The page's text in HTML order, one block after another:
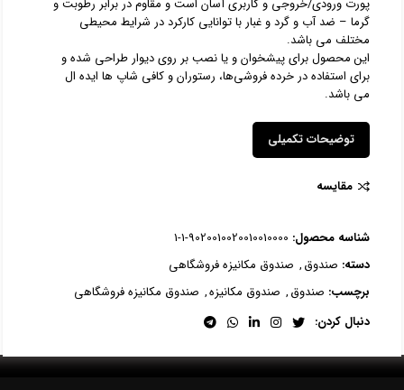
گرما – ضد آب و گرد و غبار با توانایی کارکرد در شرایط محیطی
مختلف می باشد.
این محصول برای پیشخوان و یا نصب بر روی دیوار طراحی شده و
برای استفاده در خرده فروشی‌ها، رستوران و کافی شاپ ها ایده ال
می باشد.
توضیحات تکمیلی
مقایسه
شناسه محصول: 9020010020010010000-1-1
دسته: صندوق, صندوق مکانیزه فروشگاهی
برچسب: صندوق, صندوق مکانیزه, صندوق مکانیزه فروشگاهی
دنبال کردن: